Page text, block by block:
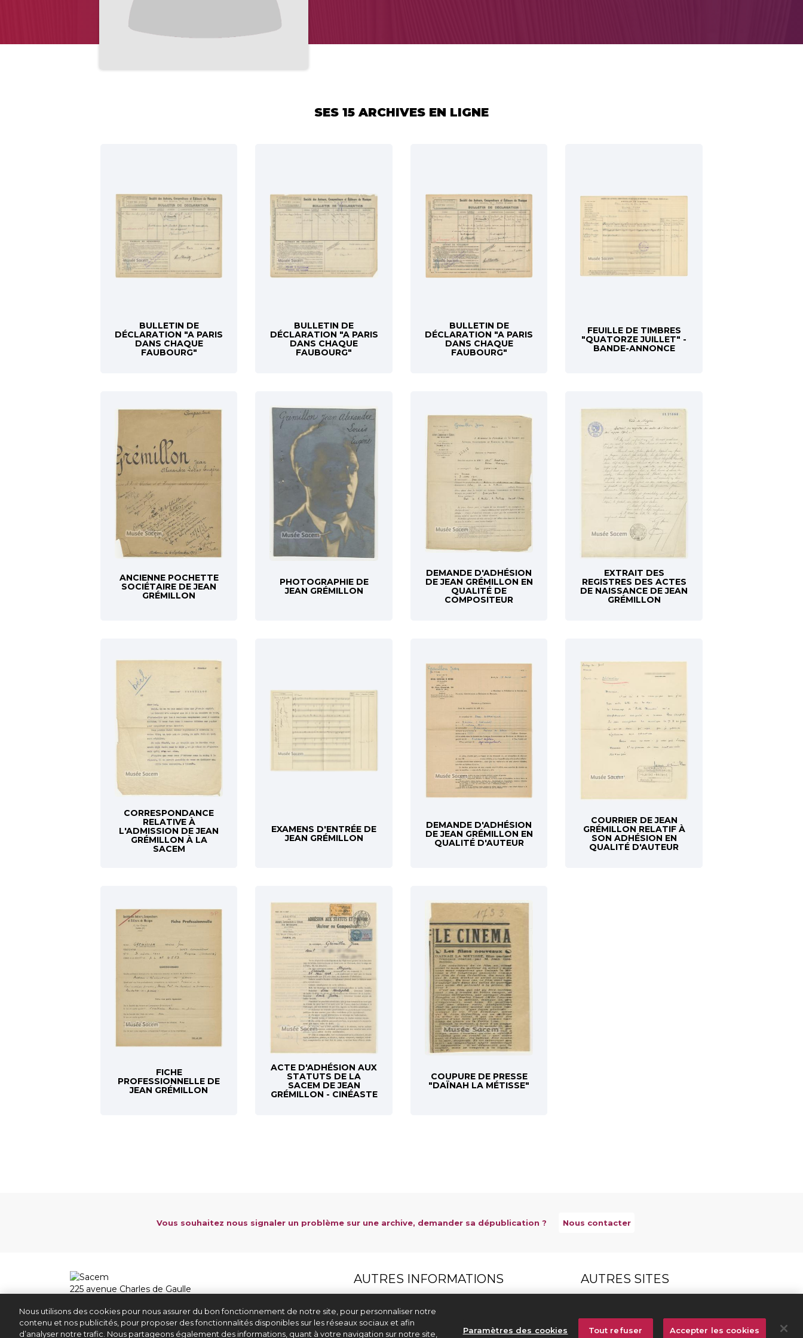
SES 15 ARCHIVES EN LIGNE
BULLETIN DE
DÉCLARATION "A PARIS
DANS CHAQUE
FAUBOURG"
BULLETIN DE
DÉCLARATION "A PARIS
DANS CHAQUE
FAUBOURG"
BULLETIN DE
DÉCLARATION "A PARIS
DANS CHAQUE
FAUBOURG"
FEUILLE DE TIMBRES
"QUATORZE JUILLET" -
BANDE-ANNONCE
ANCIENNE POCHETTE
SOCIÉTAIRE DE JEAN
GRÉMILLON
PHOTOGRAPHIE DE
JEAN GRÉMILLON
DEMANDE D'ADHÉSION
DE JEAN GRÉMILLON EN
QUALITÉ DE
COMPOSITEUR
EXTRAIT DES
REGISTRES DES ACTES
DE NAISSANCE DE JEAN
GRÉMILLON
CORRESPONDANCE
RELATIVE À
L'ADMISSION DE JEAN
GRÉMILLON À LA
SACEM
EXAMENS D'ENTRÉE DE
JEAN GRÉMILLON
DEMANDE D'ADHÉSION
DE JEAN GRÉMILLON EN
QUALITÉ D'AUTEUR
COURRIER DE JEAN
GRÉMILLON RELATIF À
SON ADHÉSION EN
QUALITÉ D'AUTEUR
FICHE
PROFESSIONNELLE DE
JEAN GRÉMILLON
ACTE D'ADHÉSION AUX
STATUTS DE LA
SACEM DE JEAN
GRÉMILLON - CINÉASTE
COUPURE DE PRESSE
"DAÏNAH LA MÉTISSE"
Vous souhaitez nous signaler un problème sur une archive, demander sa dépublication ? Nous contacter
225 avenue Charles de Gaulle
01 47 15 47 15
AUTRES INFORMATIONS
Mentions légales et CGU
Politique de confidentialité
AUTRES SITES
Répertoire des Œuvres
Nous utilisons des cookies pour nous assurer du bon fonctionnement de notre site, pour personnaliser notre
contenu et nos publicités, pour proposer des fonctionnalités disponibles sur les réseaux sociaux et afin
d’analyser notre trafic. Nous partageons également des informations, quant à votre navigation sur notre site,
Paramètres des cookies Tout refuser Accepter les cookies